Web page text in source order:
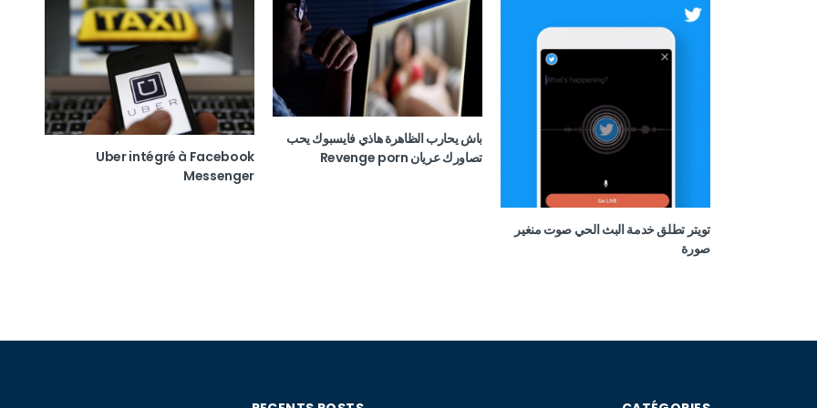
تويتر تطلق خدمة البث الحي صوت منغير
صورة
باش يحارب الظاهرة هاذي فايسبوك يحب
تصاورك عريان Revenge porn
Uber intégré à Facebook
Messenger